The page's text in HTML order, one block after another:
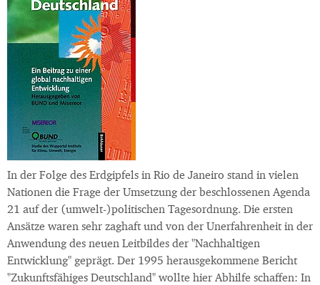
In der Folge des Erdgipfels in Rio de Janeiro stand in vielen
Nationen die Frage der Umsetzung der beschlossenen Agenda
21 auf der (umwelt-)politischen Tagesordnung. Die ersten
Ansätze waren sehr zaghaft und von der Unerfahrenheit in der
Anwendung des neuen Leitbildes der "Nachhaltigen
Entwicklung" geprägt. Der 1995 herausgekommene Bericht
"Zukunftsfähiges Deutschland" wollte hier Abhilfe schaffen: In